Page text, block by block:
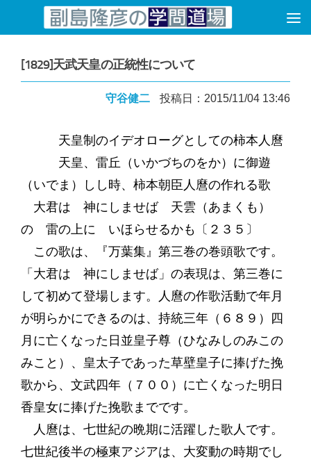
コンテンツへスキップ
[1829]天武天皇の正統性について
守谷健二 投稿日：2015/11/04 13:46
天皇制のイデオローグとしての柿本人麿
天皇、雷丘（いかづちのをか）に御遊
（いでま）しし時、柿本朝臣人麿の作れる歌
大君は 神にしませば 天雲（あまくも）
の 雷の上に いほらせるかも〔２３５〕
この歌は、『万葉集』第三巻の巻頭歌です。
「大君は 神にしませば」の表現は、第三巻に
して初めて登場します。人麿の作歌活動で年月
が明らかにできるのは、持統三年（６８９）四
月に亡くなった日並皇子尊（ひなみしのみこの
みこと）、皇太子であった草壁皇子に捧げた挽
歌から、文武四年（７００）に亡くなった明日
香皇女に捧げた挽歌までです。
人麿は、七世紀の晩期に活躍した歌人です。
七世紀後半の極東アジアは、大変動の時期でし